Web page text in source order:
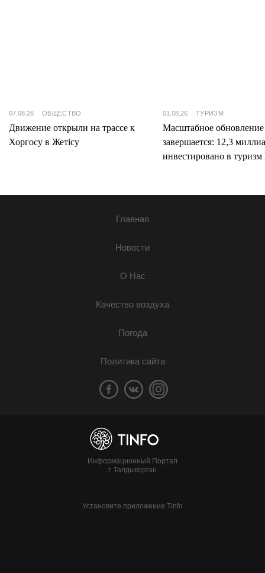
07.08.26 ОБЩЕСТВО
Движение открыли на трассе к
Хоргосу в Жетісу
01.08.26 ТУРИЗМ
Масштабное
завершается: 12,3
инвестировано в туризм
Главная
Новости
О Нас
Качество воздуха
Погода
Политика сайта
Информационный Портал
г. Талдыкорган
Установите приложение Tinfo